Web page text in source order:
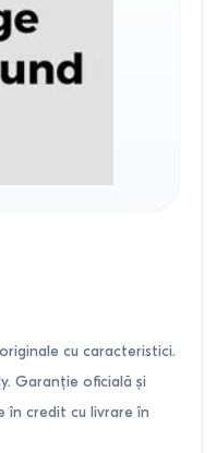
cu caracteristici.
Garanție oficială și
în credit cu livrare în